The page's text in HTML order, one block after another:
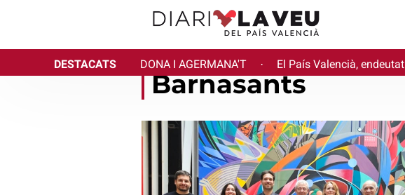
DESTACATS DONA I AGERMANA'T · El País Valencià, endeutat
Barnasants